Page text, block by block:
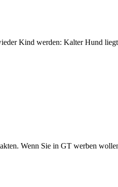
Kind werden: Kalter Hund
Wenn Sie in GT werben